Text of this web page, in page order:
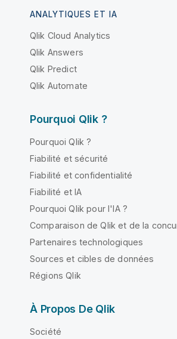
ANALYTIQUES ET IA
Qlik Cloud Analytics
Qlik Answers
Qlik Predict
Qlik Automate
Pourquoi Qlik ?
Pourquoi Qlik ?
Fiabilité et sécurité
Fiabilité et confidentialité
Fiabilité et IA
Pourquoi Qlik pour l'IA ?
Comparaison de Qlik et de la
Partenaires technologiques
Sources et cibles de données
Régions Qlik
À Propos De Qlik
Société